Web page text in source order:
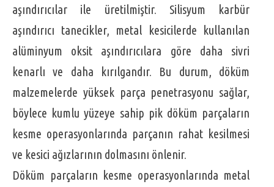
aşındırıcılar ile üretilmiştir. Silisyum karbür
aşındırıcı tanecikler, metal kesicilerde kullanılan
alüminyum oksit aşındırıcılara göre daha sivri
kenarlı ve daha kırılgandır. Bu durum, döküm
malzemelerde yüksek parça penetrasyonu sağlar,
böylece kumlu yüzeye sahip pik döküm parçaların
kesme operasyonlarında parçanın rahat kesilmesi
ve kesici ağızlarının dolmasını önlenir.